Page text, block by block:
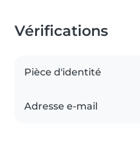
Vérifications
Pièce d'identité
Adresse e-mail